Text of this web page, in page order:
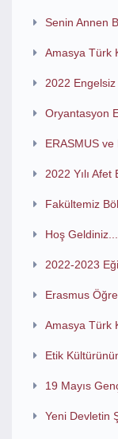
Senin Annen
Amasya Türk
2022 Engelsiz
Oryantasyon
ERASMUS
2022 Yılı Afet
Fakültemiz
Hoş Geldiniz...
2022-2023
Erasmus
Amasya Türk
Etik
19 Mayıs
Yeni Devletin